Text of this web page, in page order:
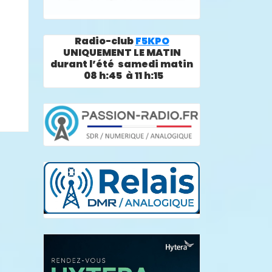
Radio-clubF5KPO
UNIQUEMENT LE MATIN
durant l’été samedi matin
08 h:45 à 11 h:15